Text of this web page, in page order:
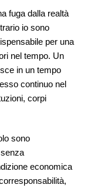
fuga dalla realtà
io sono
per una
nel tempo. Un
in un tempo
continuo nel
corpi
sono
economica